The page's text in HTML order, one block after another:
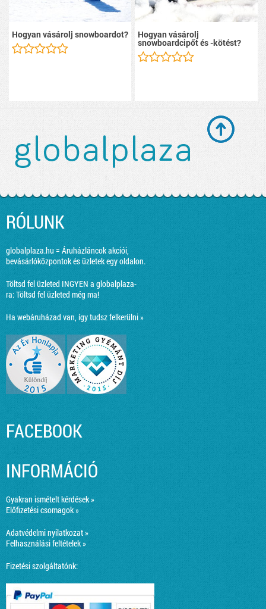
Hogyan vásárolj snowboardot? Hogyan vásárolj
snowboardcipőt és -kötést?
RÓLUNK
globalplaza.hu = Áruházláncok akciói,
bevásárlóközpontok és üzletek egy oldalon.
Töltsd fel üzleted INGYEN a globalplaza-
ra:Töltsd fel üzleted még ma!
Ha webáruházad van, így tudsz felkerülni »
FACEBOOK
INFORMÁCIÓ
Gyakran ismételt kérdések »
Előfizetési csomagok »
Adatvédelmi nyilatkozat »
Felhasználási feltételek »
Fizetési szolgáltatónk: